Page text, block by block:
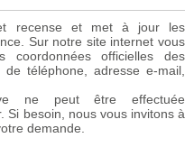
recense et met à jour les
Sur notre site internet vous
coordonnées officielles des
téléphone, adresse e-mail,
ne peut être effectuée
Si besoin, nous vous invitons à
demande.